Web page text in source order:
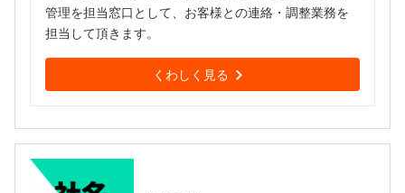
管理を担当窓口として、お客様との連絡・調整業務を
担当して頂きます。
くわしく見る